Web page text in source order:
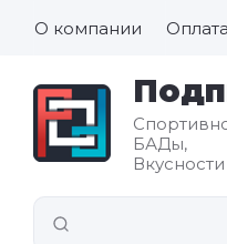
О компании Оплата
БАДы,
Все для
здорового
питания